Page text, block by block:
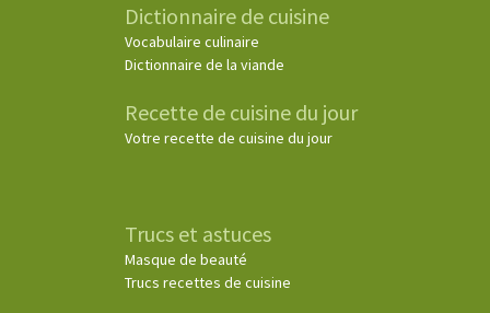
Dictionnaire de cuisine
Vocabulaire culinaire
Dictionnaire de la viande
Recette de cuisine du jour
Votre recette de cuisine du jour
Trucs et astuces
Masque de beauté
Trucs recettes de cuisine